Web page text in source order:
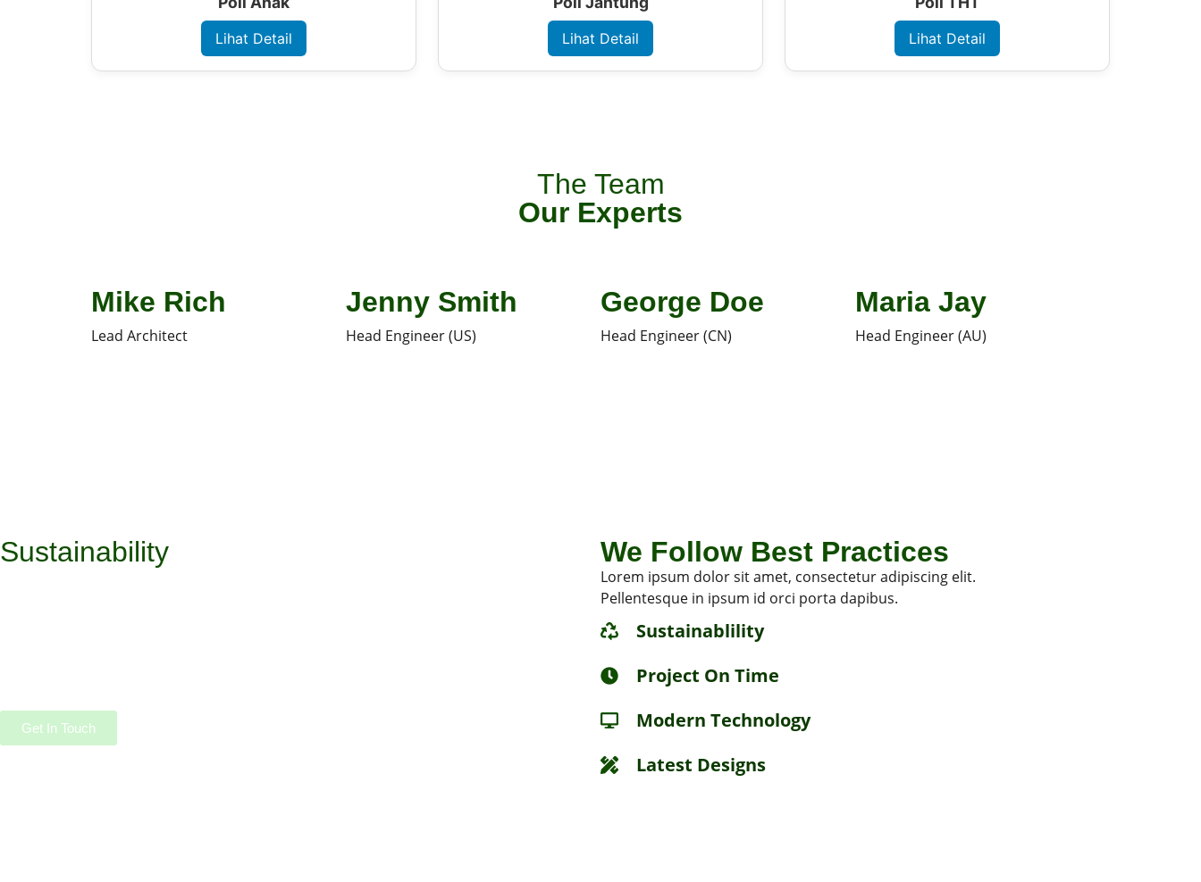
Lihat Detail Lihat Detail Lihat Detail
The Team
Our Experts
Mike Rich
Lead Architect
Jenny Smith
Head Engineer (US)
George Doe
Head Engineer (CN)
Maria Jay
Head Engineer (AU)
Sustainability
Get In Touch
We Follow Best Practices
Lorem ipsum dolor sit amet, consectetur adipiscing elit.
Pellentesque in ipsum id orci porta dapibus.
Sustainablility
Project On Time
Modern Technology
Latest Designs